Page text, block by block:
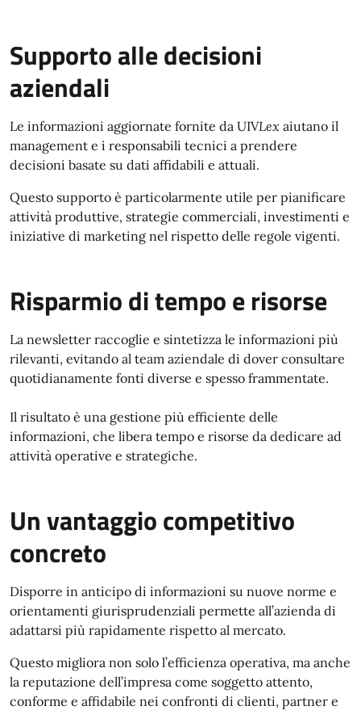
Supporto alle decisioni
aziendali
Le informazioni aggiornate fornite da UIVLex aiutano il
management e i responsabili tecnici a prendere
decisioni basate su dati affidabili e attuali.
Questo supporto è particolarmente utile per pianificare
attività produttive, strategie commerciali, investimenti e
iniziative di marketing nel rispetto delle regole vigenti.
Risparmio di tempo e risorse
La newsletter raccoglie e sintetizza le informazioni più
rilevanti, evitando al team aziendale di dover consultare
quotidianamente fonti diverse e spesso frammentate.
Il risultato è una gestione più efficiente delle
informazioni, che libera tempo e risorse da dedicare ad
attività operative e strategiche.
Un vantaggio competitivo
concreto
Disporre in anticipo di informazioni su nuove norme e
orientamenti giurisprudenziali permette all’azienda di
adattarsi più rapidamente rispetto al mercato.
Questo migliora non solo l’efficienza operativa, ma anche
la reputazione dell’impresa come soggetto attento,
conforme e affidabile nei confronti di clienti, partner e